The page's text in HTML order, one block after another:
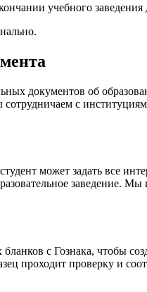
учебного заведения
документов об
с
может задать все
заведение.
с Гознака, чтобы
проходит проверку и